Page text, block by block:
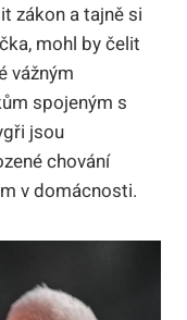
zákon a tajně si
mohl by čelit
vážným
spojeným s
jsou
chování
v domácnosti.